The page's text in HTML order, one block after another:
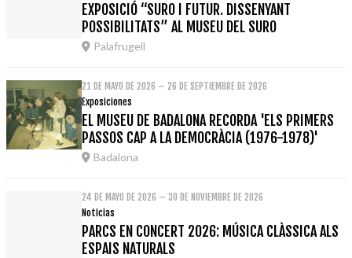
EXPOSICIÓ “SURO I FUTUR. DISSENYANT
POSSIBILITATS” AL MUSEU DEL SURO
Palafrugell
21 DE MAYO DE 2026 – 26 DE SEPTIEMBRE DE 2026
Exposiciones
EL MUSEU DE BADALONA RECORDA 'ELS PRIMERS
PASSOS CAP A LA DEMOCRÀCIA (1976-1978)'
Badalona
24 DE MAYO DE 2026 – 30 DE NOVIEMBRE DE 2026
Noticias
PARCS EN CONCERT 2026: MÚSICA CLÀSSICA ALS
ESPAIS NATURALS